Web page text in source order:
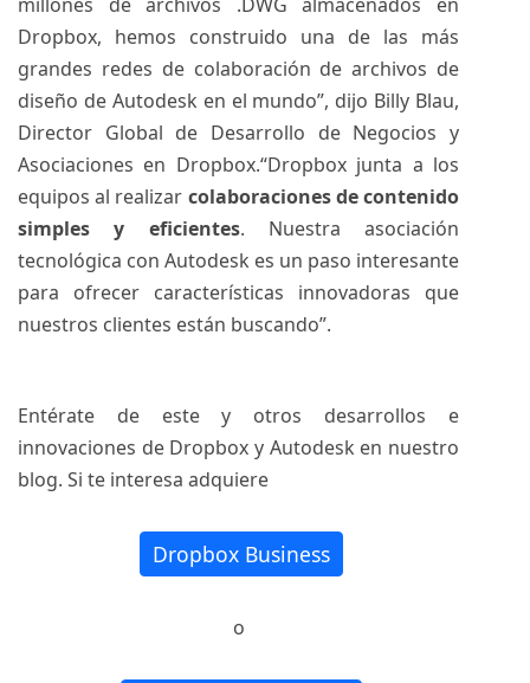
Dropbox, hemos construido una de las más
grandes redes de colaboración de archivos de
diseño de Autodesk en el mundo”, dijo Billy Blau,
Director Global de Desarrollo de Negocios y
Asociaciones en Dropbox.“Dropbox junta a los
equipos al realizar colaboraciones de contenido
simples y eficientes. Nuestra asociación
tecnológica con Autodesk es un paso interesante
para ofrecer características innovadoras que
nuestros clientes están buscando”.
Entérate de este y otros desarrollos e
innovaciones de Dropbox y Autodesk en nuestro
blog. Si te interesa adquiere
Dropbox Business
o